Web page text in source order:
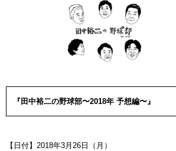
『田中裕二の野球部〜2018年 予想編〜』
【日付】2018年3月26日（月）